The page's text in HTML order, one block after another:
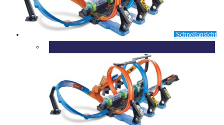
Schnellansicht